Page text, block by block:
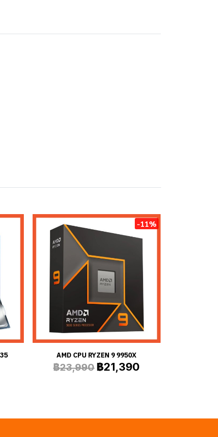
-11%
AMD CPU RYZEN 9 9950X
฿23,990฿21,390